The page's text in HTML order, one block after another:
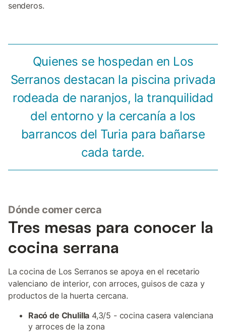
senderos.
Quienes se hospedan en Los
Serranos destacan la piscina privada
rodeada de naranjos, la tranquilidad
del entorno y la cercanía a los
barrancos del Turia para bañarse
cada tarde.
Dónde comer cerca
Tres mesas para conocer la
cocina serrana
La cocina de Los Serranos se apoya en el recetario
valenciano de interior, con arroces, guisos de caza y
productos de la huerta cercana.
Racó de Chulilla 4,3/5 - cocina casera valenciana
y arroces de la zona